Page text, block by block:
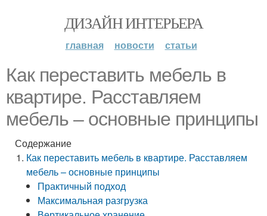
ДИЗАЙН ИНТЕРЬЕРА
главная новости статьи
Как переставить мебель в
квартире. Расставляем
мебель – основные принципы
Содержание
Как переставить мебель в квартире. Расставляем
мебель – основные принципы
Практичный подход
Максимальная разгрузка